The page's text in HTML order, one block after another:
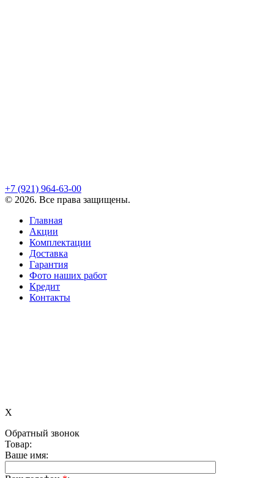
+7 (921) 964-63-00
© 2026. Все права защищены.
Главная
Акции
Комплектации
Доставка
Гарантия
Фото наших работ
Кредит
Контакты
X
Обратный звонок
Товар:
Ваше имя: